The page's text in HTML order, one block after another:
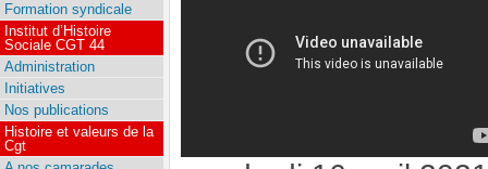
Formation syndicale
Institut d’Histoire
Sociale CGT 44
Administration
Initiatives
Nos publications
Histoire et valeurs de la
Cgt